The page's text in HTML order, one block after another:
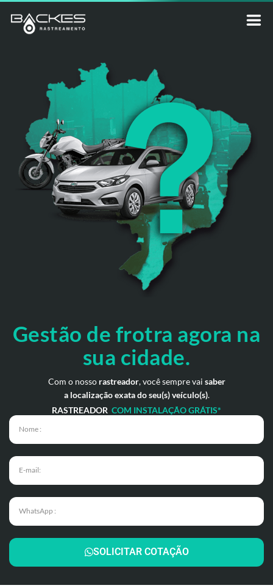
Gestão de frotra agora na
sua cidade.
Com o nosso rastreador, você sempre vai saber
a localização exata do seu(s) veículo(s).
RASTREADOR COM INSTALAÇÃO GRÁTIS*
SOLICITAR COTAÇÃO